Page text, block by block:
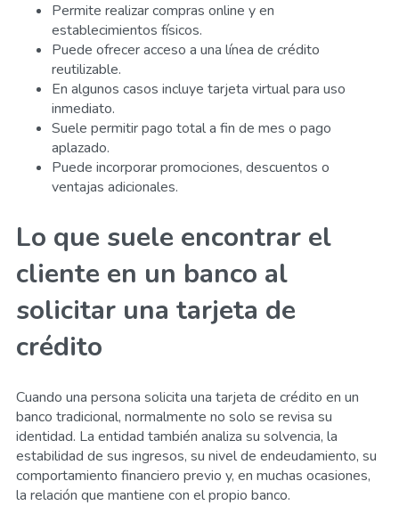
Permite realizar compras online y en
establecimientos físicos.
Puede ofrecer acceso a una línea de crédito
reutilizable.
En algunos casos incluye tarjeta virtual para uso
inmediato.
Suele permitir pago total a fin de mes o pago
aplazado.
Puede incorporar promociones, descuentos o
ventajas adicionales.
Lo que suele encontrar el
cliente en un banco al
solicitar una tarjeta de
crédito
Cuando una persona solicita una tarjeta de crédito en un
banco tradicional, normalmente no solo se revisa su
identidad. La entidad también analiza su solvencia, la
estabilidad de sus ingresos, su nivel de endeudamiento, su
comportamiento financiero previo y, en muchas ocasiones,
la relación que mantiene con el propio banco.